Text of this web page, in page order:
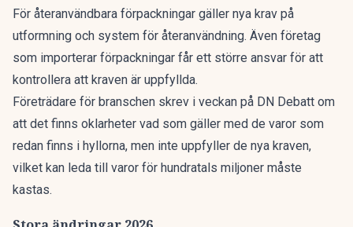
För återanvändbara förpackningar gäller nya krav på
utformning och system för återanvändning. Även företag
som importerar förpackningar får ett större ansvar för att
kontrollera att kraven är uppfyllda.
Företrädare för branschen skrev i veckan på DN Debatt om
att det finns oklarheter vad som gäller med de varor som
redan finns i hyllorna, men inte uppfyller de nya kraven,
vilket kan leda till varor för hundratals miljoner måste
kastas.